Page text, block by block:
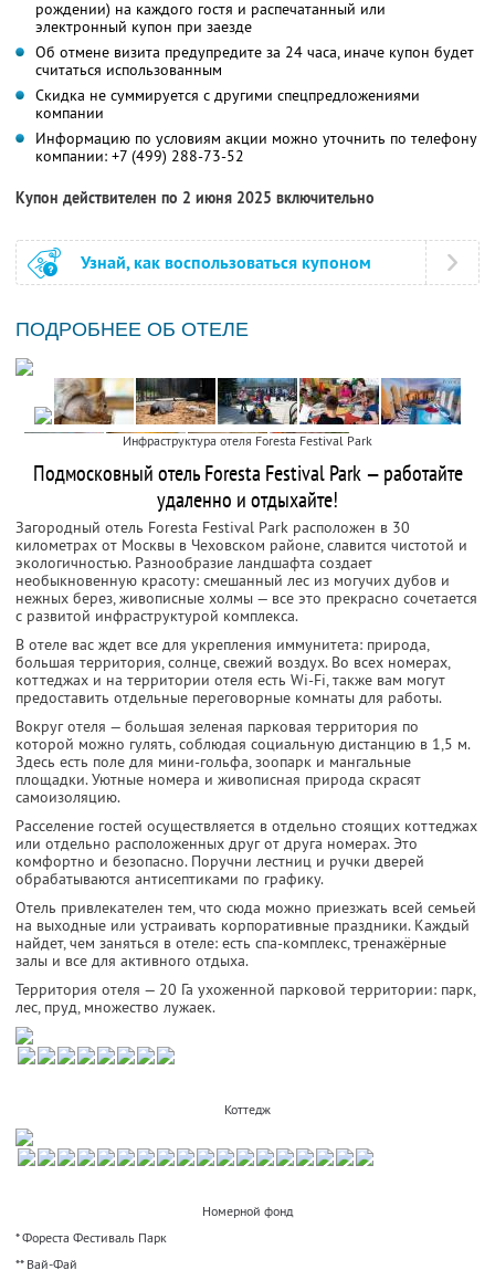
рождении) на каждого гостя и распечатанный или
электронный купон при заезде
Об отмене визита предупредите за 24 часа, иначе купон будет
считаться использованным
Скидка не суммируется с другими спецпредложениями
компании
Информацию по условиям акции можно уточнить по телефону
компании: +7 (499) 288-73-52
Купон действителен по 2 июня 2025 включительно
Узнай, как воспользоваться купоном
ПОДРОБНЕЕ ОБ ОТЕЛЕ
Инфраструктура отеля Foresta Festival Park
Подмосковный отель Foresta Festival Park — работайте
удаленно и отдыхайте!
Загородный отель Foresta Festival Park расположен в 30
километрах от Москвы в Чеховском районе, славится чистотой и
экологичностью. Разнообразие ландшафта создает
необыкновенную красоту: смешанный лес из могучих дубов и
нежных берез, живописные холмы — все это прекрасно сочетается
с развитой инфраструктурой комплекса.
В отеле вас ждет все для укрепления иммунитета: природа,
большая территория, солнце, свежий воздух. Во всех номерах,
коттеджах и на территории отеля есть Wi-Fi, также вам могут
предоставить отдельные переговорные комнаты для работы.
Вокруг отеля — большая зеленая парковая территория по
которой можно гулять, соблюдая социальную дистанцию в 1,5 м.
Здесь есть поле для мини-гольфа, зоопарк и мангальные
площадки. Уютные номера и живописная природа скрасят
самоизоляцию.
Расселение гостей осуществляется в отдельно стоящих коттеджах
или отдельно расположенных друг от друга номерах. Это
комфортно и безопасно. Поручни лестниц и ручки дверей
обрабатываются антисептиками по графику.
Отель привлекателен тем, что сюда можно приезжать всей семьей
на выходные или устраивать корпоративные праздники. Каждый
найдет, чем заняться в отеле: есть спа-комплекс, тренажёрные
залы и все для активного отдыха.
Территория отеля — 20 Га ухоженной парковой территории: парк,
лес, пруд, множество лужаек.
Коттедж
Номерной фонд
* Фореста Фестиваль Парк
** Вай-Фай